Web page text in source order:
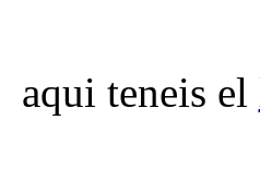
aqui teneis el